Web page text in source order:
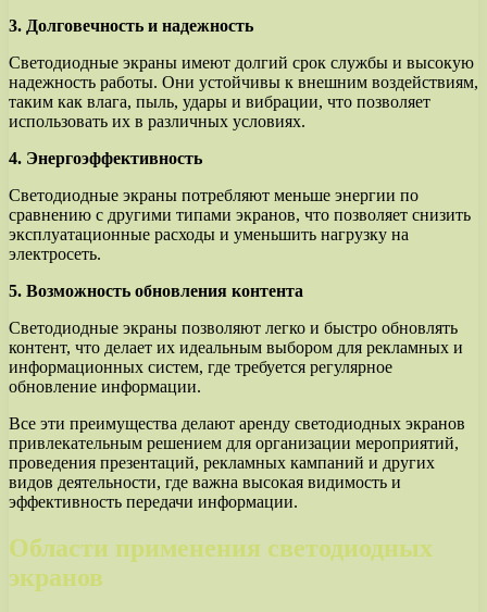
3. Долговечность и надежность
Светодиодные экраны имеют долгий срок службы и высокую
надежность работы. Они устойчивы к внешним воздействиям,
таким как влага, пыль, удары и вибрации, что позволяет
использовать их в различных условиях.
4. Энергоэффективность
Светодиодные экраны потребляют меньше энергии по
сравнению с другими типами экранов, что позволяет снизить
эксплуатационные расходы и уменьшить нагрузку на
электросеть.
5. Возможность обновления контента
Светодиодные экраны позволяют легко и быстро обновлять
контент, что делает их идеальным выбором для рекламных и
информационных систем, где требуется регулярное
обновление информации.
Все эти преимущества делают аренду светодиодных экранов
привлекательным решением для организации мероприятий,
проведения презентаций, рекламных кампаний и других
видов деятельности, где важна высокая видимость и
эффективность передачи информации.
Области применения светодиодных
экранов